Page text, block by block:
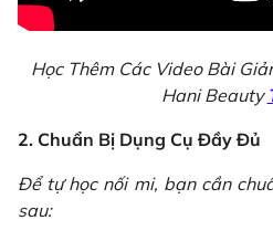
Học Thêm Các Video Bài
Hani Beauty
2. Chuẩn Bị Dụng Cụ Đầy Đủ
Để tự học nối mi, bạn cần
sau: